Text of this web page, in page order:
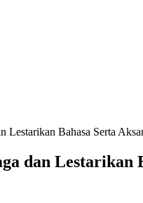
Lestarikan Bahasa Serta
dan Lestarikan